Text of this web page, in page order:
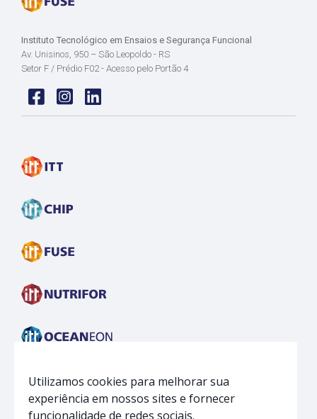
Instituto Tecnológico em Ensaios e Segurança Funcional
Av. Unisinos, 950 – São Leopoldo - RS
Setor F / Prédio F02 - Acesso pelo Portão 4
Utilizamos cookies para melhorar sua
experiência em nossos sites e fornecer
funcionalidade de redes sociais.